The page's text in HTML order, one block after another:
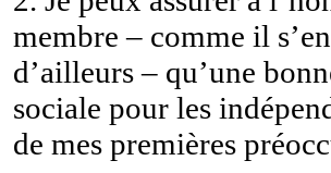
membre – comme il
d’ailleurs – qu’une
sociale pour les
de mes premières